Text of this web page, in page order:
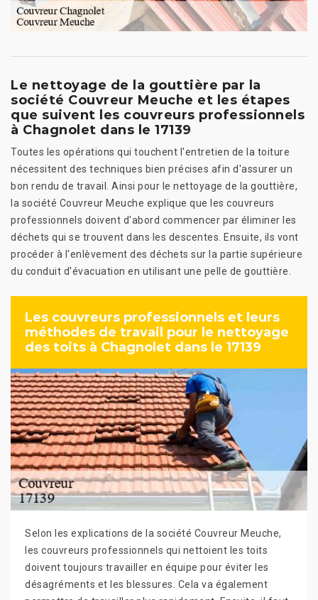
Le nettoyage de la gouttière par la
société Couvreur Meuche et les étapes
que suivent les couvreurs professionnels
à Chagnolet dans le 17139
Toutes les opérations qui touchent l'entretien de la toiture
nécessitent des techniques bien précises afin d'assurer un
bon rendu de travail. Ainsi pour le nettoyage de la gouttière,
la société Couvreur Meuche explique que les couvreurs
professionnels doivent d'abord commencer par éliminer les
déchets qui se trouvent dans les descentes. Ensuite, ils vont
procéder à l'enlèvement des déchets sur la partie supérieure
du conduit d'évacuation en utilisant une pelle de gouttière.
Les couvreurs professionnels et leurs
méthodes de travail pour le nettoyage
des toits à Chagnolet dans le 17139
Selon les explications de la société Couvreur Meuche,
les couvreurs professionnels qui nettoient les toits
doivent toujours travailler en équipe pour éviter les
désagréments et les blessures. Cela va également